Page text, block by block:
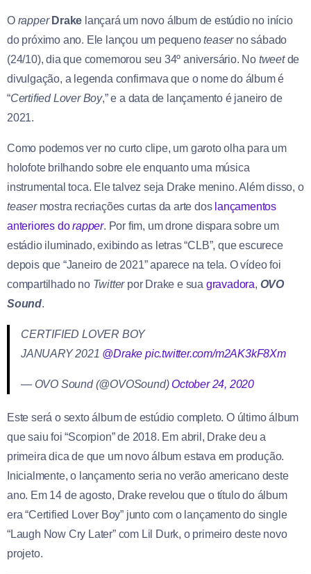
O rapper Drake lançará um novo álbum de estúdio no início
do próximo ano. Ele lançou um pequenoteaserno sábado
(24/10), dia que comemorou seu 34º aniversário. No tweetde
divulgação, a legenda confirmava que o nome do álbum é
“Certified Lover Boy,” e a data de lançamento é janeiro de
2021.
Como podemos ver no curto clipe, um garoto olha para um
holofote brilhando sobre ele enquanto uma música
instrumental toca. Ele talvez seja Drake menino. Além disso, o
teasermostra recriações curtas da arte dos lançamentos
anteriores dorapper. Por fim, um drone dispara sobre um
estádio iluminado, exibindo as letras “CLB”, que escurece
depois que “Janeiro de 2021” aparece na tela. O vídeo foi
compartilhado no Twitterpor Drake e sua gravadora, OVO
Sound.
CERTIFIED LOVER BOY
JANUARY 2021 @Drake pic.twitter.com/m2AK3kF8Xm
— OVO Sound (@OVOSound)October 24, 2020
Este será o sexto álbum de estúdio completo. O último álbum
que saiu foi “Scorpion” de 2018. Em abril, Drake deu a
primeira dica de que um novo álbum estava em produção.
Inicialmente, o lançamento seria no verão americano deste
ano. Em 14 de agosto, Drake revelou que o título do álbum
era “Certified Lover Boy” junto com o lançamento do single
“Laugh Now Cry Later” com Lil Durk, o primeiro deste novo
projeto.